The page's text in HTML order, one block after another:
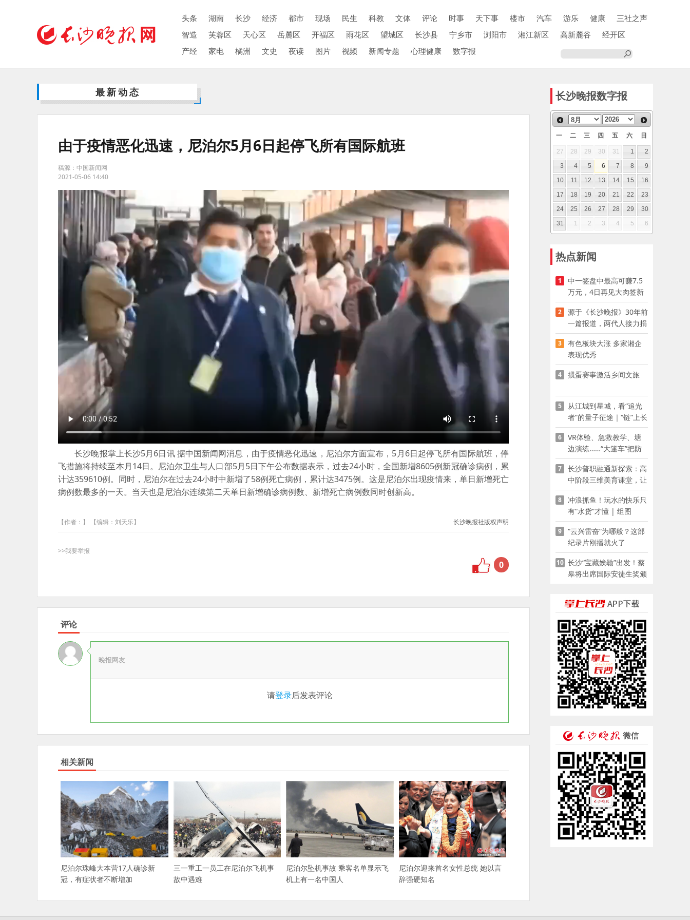
头条 湖南 长沙 经济 都市 现场 民生 科教 文体 评论 时事 天下事 楼市 汽车 游乐 健康
三社之声
智造
芙蓉区 天心区 岳麓区 开福区 雨花区 望城区 长沙县 宁乡市 浏阳市 湘江新区 高新麓谷
经开区
产经
家电 橘洲 文史 夜读 图片 视频 新闻专题 心理健康 数字报
最新动态
由于疫情恶化迅速，尼泊尔5月6日起停飞所有国际航班
稿源：中国新闻网
2021-05-06 14:40
长沙晚报掌上长沙5月6日讯 据中国新闻网消息，由于疫情恶化迅速，尼泊尔方面宣布，5月6日起停飞所有国际航班，停
飞措施将持续至本月14日。尼泊尔卫生与人口部5月5日下午公布数据表示，过去24小时，全国新增8605例新冠确诊病例，累
计达359610例。同时，尼泊尔在过去24小时中新增了58例死亡病例，累计达3475例。这是尼泊尔出现疫情来，单日新增死亡
病例数最多的一天。当天也是尼泊尔连续第二天单日新增确诊病例数、新增死亡病例数同时创新高。
【作者：】 【编辑：刘天乐】 长沙晚报社版权声明
>>我要举报
0
评论
晚报网友
请登录后发表评论
相关新闻
尼泊尔珠峰大本营17人确诊新
冠，有症状者不断增加
三一重工一员工在尼泊尔飞机事
故中遇难
尼泊尔坠机事故 乘客名单显示飞
机上有一名中国人
尼泊尔迎来首名女性总统 她以言
辞强硬知名
长沙晚报数字报
一 二 三 四 五 六 日
27 28 29 30 31 1
2
3
4 5 6 7 8
9
10
11 12 13 14 15
16
17
18 19 20 21 22
23
24
25 26 27 28 29
30
31
1 2 3 4 5 6
热点新闻
1
中一签盘中最高可赚7.5
万元，4日再见大肉签新
股
2
源于《长沙晚报》30年前
一篇报道，两代人接力捐
资助学
3
有色板块大涨 多家湘企
表现优秀
4 掼蛋赛事激活乡间文旅
5
从江城到星城，看“追光
者”的量子征途｜“链”上长
沙 “才”够硬核
6
VR体验、急救教学、塘
边演练……“大篷车”把防
溺水课堂搬到乡村青少年
家门口
7
长沙普职融通新探索：高
中阶段三维美育课堂，让
少年向美而生
8
冲浪抓鱼！玩水的快乐只
有“水货”才懂 | 组图
9
“云兴雷奋”为哪般？这部
纪录片刚播就火了
10 长沙“宝藏娭毑”出发！蔡
皋将出席国际安徒生奖颁